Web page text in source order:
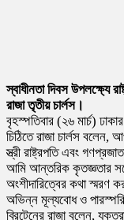
স্বাধীনতা দিবস উপলক্ষ্যে
রাজা তৃতীয় চার্লস।
বৃহস্পতিবার (২৬ মার্চ)
চিঠিতে রাজা চার্লস
স্ত্রী রাষ্ট্রপতি এবং
আমি আন্তরিক কৃতজ্ঞতার
অংশীদারিত্বের কথা স্মরণ
অভিন্ন মূল্যবোধ ও
ব্রিটেনের রাজা বলেন,